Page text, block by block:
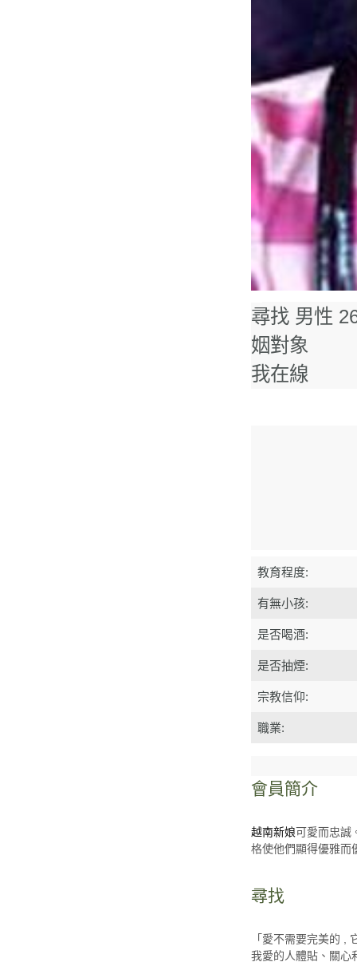
女性 / 單身 / 會員
尋找 男性
姻對象
我在線
教育程度:
有無小孩:
是否喝酒:
是否抽煙:
宗教信仰:
職業:
會員簡介
越南新娘可愛而忠誠
格使他們顯得優雅而
尋找
「愛不需要完美的 ,
我愛的人體貼、關心